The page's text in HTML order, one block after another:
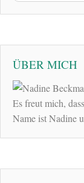
ÜBER MICH
Es freut mich,
Name ist Nadine